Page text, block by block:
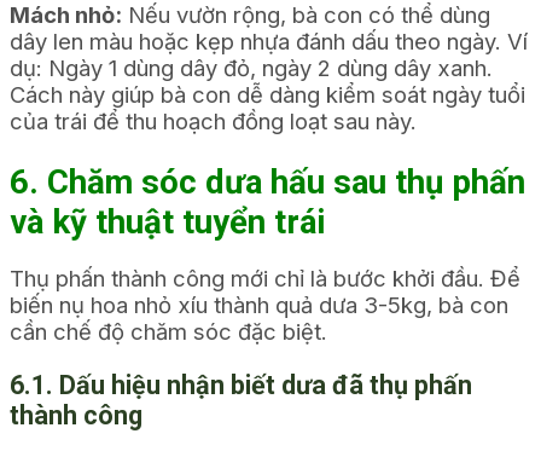
Mách nhỏ: Nếu vườn rộng, bà con có thể dùng
dây len màu hoặc kẹp nhựa đánh dấu theo ngày. Ví
dụ: Ngày 1 dùng dây đỏ, ngày 2 dùng dây xanh.
Cách này giúp bà con dễ dàng kiểm soát ngày tuổi
của trái để thu hoạch đồng loạt sau này.
6. Chăm sóc dưa hấu sau thụ phấn
và kỹ thuật tuyển trái
Thụ phấn thành công mới chỉ là bước khởi đầu. Để
biến nụ hoa nhỏ xíu thành quả dưa 3-5kg, bà con
cần chế độ chăm sóc đặc biệt.
6.1. Dấu hiệu nhận biết dưa đã thụ phấn
thành công